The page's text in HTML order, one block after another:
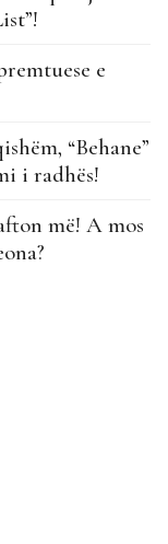
e
“Behane”
i radhës!
më! A mos